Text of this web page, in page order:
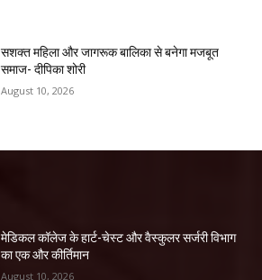
सशक्त महिला और जागरूक बालिका से बनेगा मजबूत
समाज- दीपिका शोरी
August 10, 2026
​मेडिकल कॉलेज के हार्ट-चेस्ट और वैस्कुलर सर्जरी विभाग
का एक और कीर्तिमान
August 10, 2026